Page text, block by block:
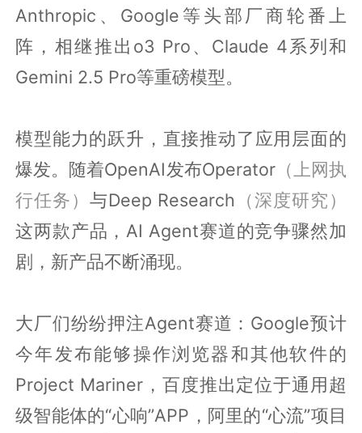
Anthropic、Google等头部厂商轮番上
阵，相继推出o3 Pro、Claude 4系列和
Gemini 2.5 Pro等重磅模型。
模型能力的跃升，直接推动了应用层面的
爆发。随着OpenAI发布Operator（上网执
行任务）与Deep Research （深度研究）
这两款产品，AI Agent赛道的竞争骤然加
剧，新产品不断涌现。
大厂们纷纷押注Agent赛道：Google预计
今年发布能够操作浏览器和其他软件的
Project Mariner，百度推出定位于通用超
级智能体的“心响”APP，阿里的“心流”项目